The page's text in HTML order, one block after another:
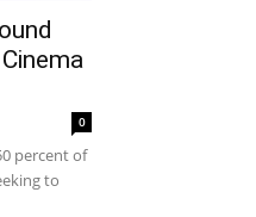
0
percent of
to